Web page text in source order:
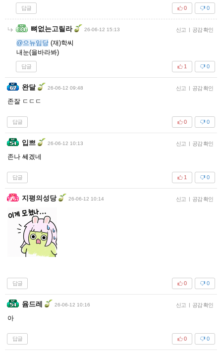
답글 0
0
뼈없는고릴라 26-06-12 15:13 신고 | 공감 확인
@으뉴임당 (재)학씨
내눈(을바라봐)
답글 0
1
완달 26-06-12 09:48 신고 | 공감 확인
존잘 ㄷㄷㄷ
답글 0
0
입쁘 26-06-12 10:13 신고 | 공감 확인
존나 쎄겠네
답글 0
1
지평의성당 26-06-12 10:14 신고 | 공감 확인
답글 0
0
윰드레 26-06-12 10:16 신고 | 공감 확인
아
답글 0
0